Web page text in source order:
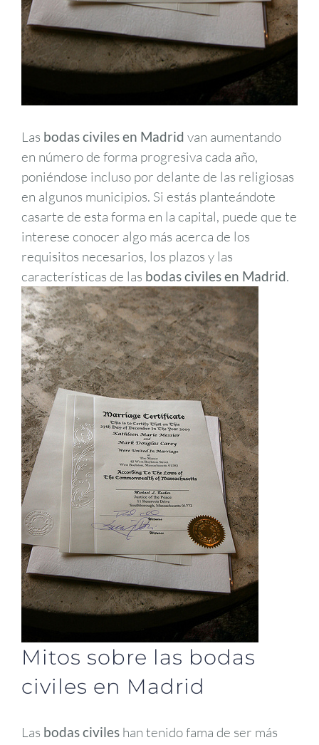
Las bodas civiles en Madrid van aumentando
en número de forma progresiva cada año,
poniéndose incluso por delante de las religiosas
en algunos municipios. Si estás planteándote
casarte de esta forma en la capital, puede que te
interese conocer algo más acerca de los
requisitos necesarios, los plazos y las
características de las bodas civiles en Madrid.
Mitos sobre las bodas
civiles en Madrid
Las bodas civiles han tenido fama de ser más